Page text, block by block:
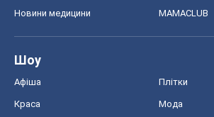
Новини медицини MAMACLUB
Шоу
Афіша Плітки
Краса Мода